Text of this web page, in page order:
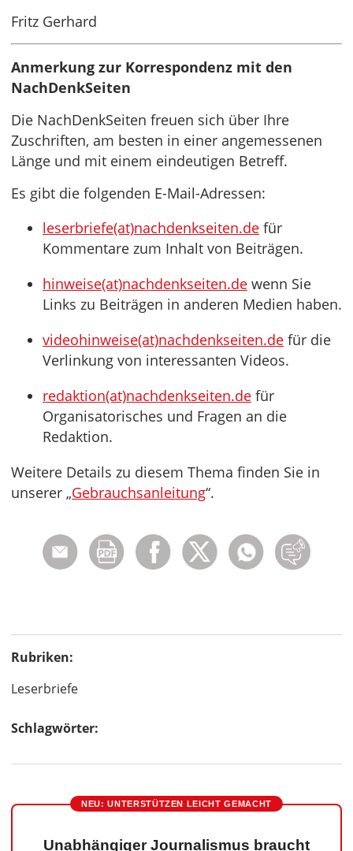
Fritz Gerhard
Anmerkung zur Korrespondenz mit den
NachDenkSeiten
Die NachDenkSeiten freuen sich über Ihre
Zuschriften, am besten in einer angemessenen
Länge und mit einem eindeutigen Betreff.
Es gibt die folgenden E-Mail-Adressen:
leserbriefe(at)nachdenkseiten.de für
Kommentare zum Inhalt von Beiträgen.
hinweise(at)nachdenkseiten.de wenn Sie
Links zu Beiträgen in anderen Medien haben.
videohinweise(at)nachdenkseiten.de für die
Verlinkung von interessanten Videos.
redaktion(at)nachdenkseiten.de für
Organisatorisches und Fragen an die
Redaktion.
Weitere Details zu diesem Thema finden Sie in
unserer „Gebrauchsanleitung“.
Rubriken:
Leserbriefe
Schlagwörter:
NEU: UNTERSTÜTZEN LEICHT GEMACHT
Unabhängiger Journalismus braucht